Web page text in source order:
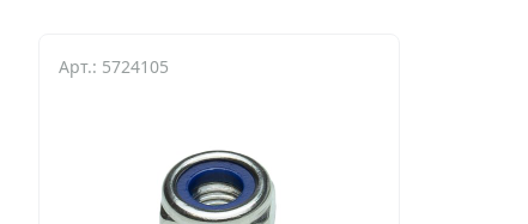
Арт.: 5724105